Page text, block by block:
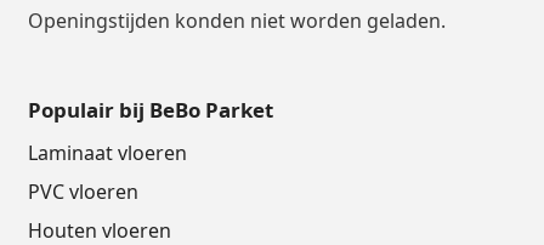
Openingstijden konden niet worden geladen.
Populair bij BeBo Parket
Laminaat vloeren
PVC vloeren
Houten vloeren